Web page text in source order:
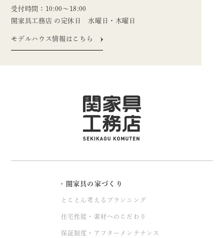
受付時間：10:00〜18:00
関家具工務店 の定休日 水曜日・木曜日
モデルハウス情報はこちら
関家具の家づくり
とことん考えるプランニング
住宅性能・素材へのこだわり
保証制度・アフターメンテナンス